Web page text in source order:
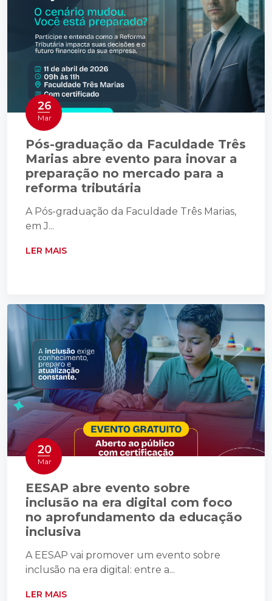
26
Mar
Pós-graduação da Faculdade Três
Marias abre evento para inovar a
preparação no mercado para a
reforma tributária
A Pós-graduação da Faculdade Três Marias,
em J...
LER MAIS
20
Mar
EESAP abre evento sobre
inclusão na era digital com foco
no aprofundamento da educação
inclusiva
A EESAP vai promover um evento sobre
inclusão na era digital: entre a...
LER MAIS